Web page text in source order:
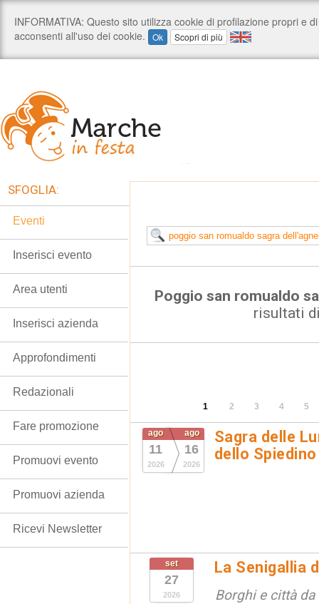
Poggio san romualdo
risultati
1 2 3 4 5
ago
11
2026
ago
16
2026
Sagra delle
dello Spiedino
set
27
2026
La Senigallia
Borghi e città
SFOGLIA:
Eventi
Inserisci evento
Area utenti
Inserisci azienda
Approfondimenti
Redazionali
Fare promozione
Promuovi evento
Promuovi azienda
Ricevi Newsletter